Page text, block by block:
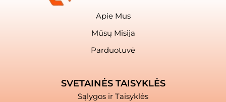
Apie Mus
Mūsų Misija
Parduotuvė
SVETAINĖS TAISYKLĖS
Sąlygos ir Taisyklės